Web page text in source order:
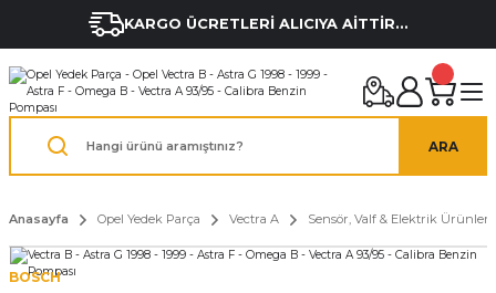
KARGO ÜCRETLERİ ALICIYA AİTTİR...
ARA
Anasayfa Opel Yedek Parça Vectra A Sensör, Valf & Elektrik Ürünleri
BOSCH